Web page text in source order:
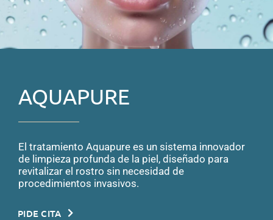
AQUAPURE
El tratamiento Aquapure es un sistema innovador
de limpieza profunda de la piel, diseñado para
revitalizar el rostro sin necesidad de
procedimientos invasivos.
PIDE CITA